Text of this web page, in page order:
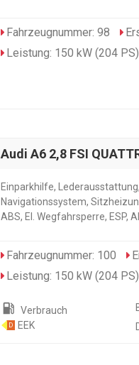
Fahrzeugnummer: 98
Leistung: 150 kW (204 PS)
Audi A6 2,8 FSI
Einparkhilfe,
Navigationssystem,
ABS, El. Wegfahrsperre, ESP,
Fahrzeugnummer: 100
Leistung: 150 kW (204 PS)
local_gas_station Verbrauch
D EEK